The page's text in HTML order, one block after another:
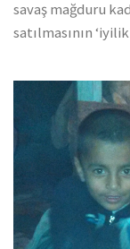
savaş mağduru
satılmasının